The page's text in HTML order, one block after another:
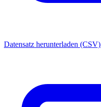
Datensatz herunterladen (CSV)